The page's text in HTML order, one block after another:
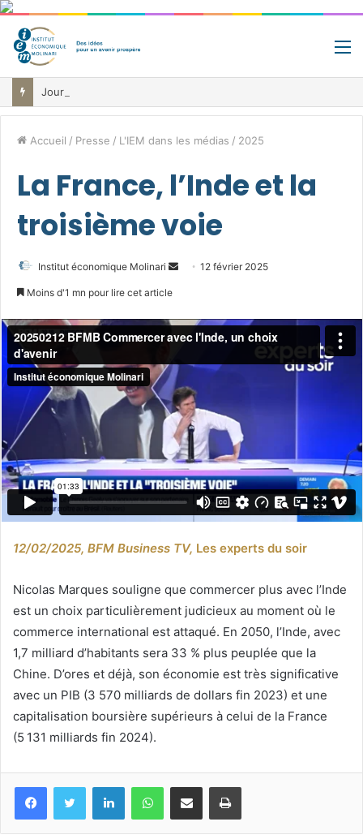
Accueil / Presse / L'IEM dans les médias / 2025
La France, l’Inde et la
troisième voie
Institut économique Molinari
Envoyer12 février 2025
Moins d'1 mn pour lire cet article
12/02/2025, BFM Business TV, Les experts du soir
Nicolas Marques souligne que commercer plus avec l’Inde
est un choix particulièrement judicieux au moment où le
commerce international est attaqué. En 2050, l’Inde, avec
1,7 milliard d’habitants sera 33 % plus peuplée que la
Chine. D’ores et déjà, son économie est très significative
avec un PIB (3 570 milliards de dollars fin 2023) et une
capitalisation boursière supérieurs à celui de la France
(5 131 milliards fin 2024).
FacebookTwitter LinkedinWhatsApp
Partagez par mail Imprimez